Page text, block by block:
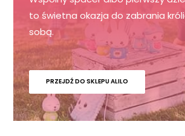
to świetna okazja do zabrania
sobą.
PRZEJDŹ DO SKLEPU ALILO